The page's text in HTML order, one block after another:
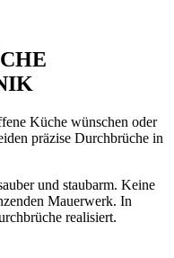
Küche wünschen oder
präzise Durchbrüche in
und staubarm. Keine
Mauerwerk. In
realisiert.